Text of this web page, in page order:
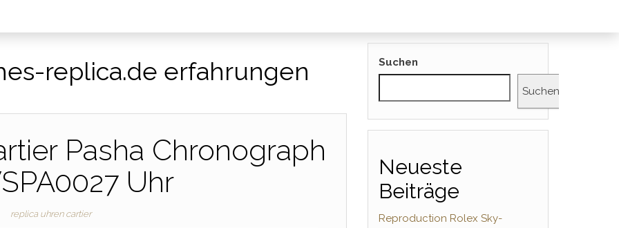
replica.de erfahrungen
Pasha Chronograph
Uhr
replica uhren cartier
Suchen
Suchen
Neueste
Beiträge
Reproduction Rolex Sky-